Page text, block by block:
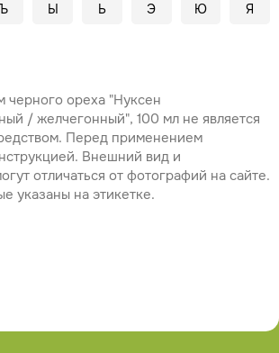
Ъ Ы Ь Э Ю Я
черного ореха "Нуксен
/ желчегонный", 100 мл не является
Перед применением
Внешний вид и
отличаться от фотографий на сайте.
указаны на этикетке.